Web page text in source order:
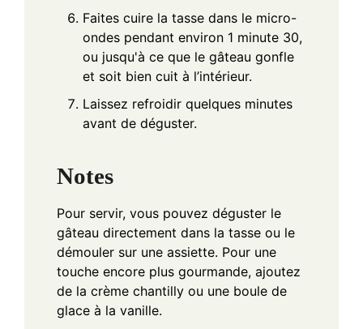
Faites cuire la tasse dans le micro-
ondes pendant environ 1 minute 30,
ou jusqu'à ce que le gâteau gonfle
et soit bien cuit à l’intérieur.
Laissez refroidir quelques minutes
avant de déguster.
Notes
Pour servir, vous pouvez déguster le
gâteau directement dans la tasse ou le
démouler sur une assiette. Pour une
touche encore plus gourmande, ajoutez
de la crème chantilly ou une boule de
glace à la vanille.